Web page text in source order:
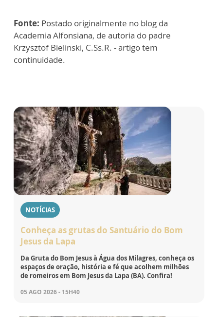
Fonte: Postado originalmente no blog da
Academia Alfonsiana, de autoria do padre
Krzysztof Bielinski, C.Ss.R. - artigo tem
continuidade.
NOTÍCIAS
Conheça as grutas do Santuário do Bom
Jesus da Lapa
Da Gruta do Bom Jesus à Água dos Milagres, conheça os
espaços de oração, história e fé que acolhem milhões
de romeiros em Bom Jesus da Lapa (BA). Confira!
05 AGO 2026 - 15H40